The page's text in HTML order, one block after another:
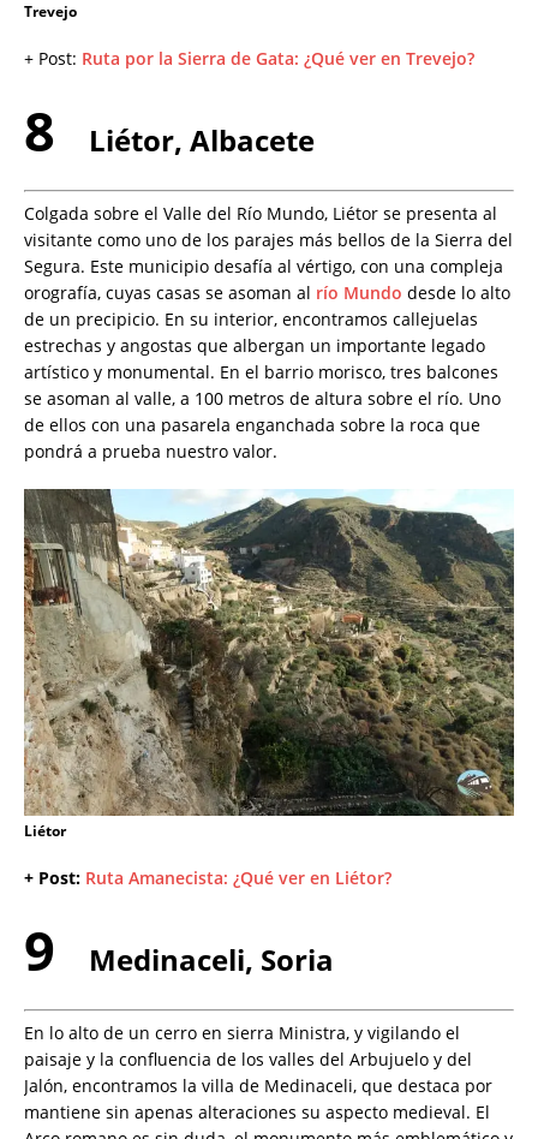
Trevejo
+ Post: Ruta por la Sierra de Gata: ¿Qué ver en Trevejo?
8 Liétor, Albacete
Colgada sobre el Valle del Río Mundo, Liétor se presenta al
visitante como uno de los parajes más bellos de la Sierra del
Segura. Este municipio desafía al vértigo, con una compleja
orografía, cuyas casas se asoman al río Mundo desde lo alto
de un precipicio. En su interior, encontramos callejuelas
estrechas y angostas que albergan un importante legado
artístico y monumental. En el barrio morisco, tres balcones
se asoman al valle, a 100 metros de altura sobre el río. Uno
de ellos con una pasarela enganchada sobre la roca que
pondrá a prueba nuestro valor.
Liétor
+ Post: Ruta Amanecista: ¿Qué ver en Liétor?
9 Medinaceli, Soria
En lo alto de un cerro en sierra Ministra, y vigilando el
paisaje y la confluencia de los valles del Arbujuelo y del
Jalón, encontramos la villa de Medinaceli, que destaca por
mantiene sin apenas alteraciones su aspecto medieval. El